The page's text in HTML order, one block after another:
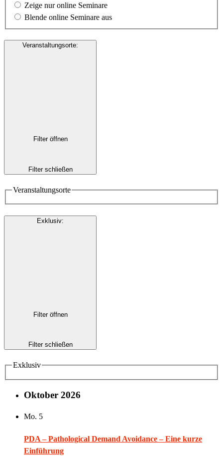
Zeige nur online Seminare
Blende online Seminare aus
Veranstaltungsorte:
Filter öffnen
Filter schließen
Veranstaltungsorte
Exklusiv:
Filter öffnen
Filter schließen
Exklusiv
Oktober 2026
Mo. 5
PDA – Pathological Demand Avoidance – Eine kurze
Einführung